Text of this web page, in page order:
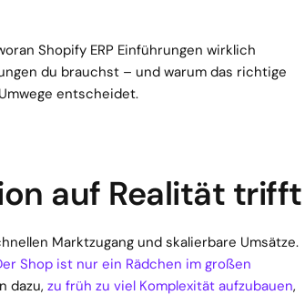
Shopify ERP Einführungen wirklich
du brauchst – und warum das richtige
entscheidet.
auf Realität trifft
Marktzugang und skalierbare Umsätze.
Shop ist nur ein Rädchen im großen
dazu, zu früh zu viel Komplexität aufzubauen,